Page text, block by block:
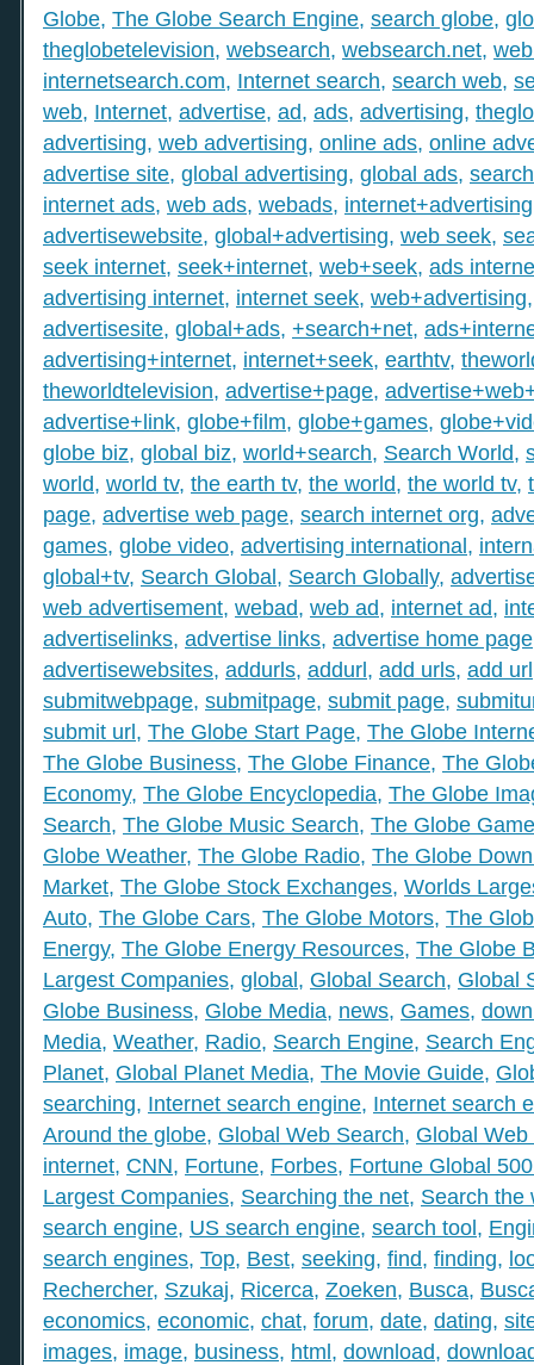
Globe, The Globe Search Engine, search globe,
theglobetelevision, websearch, websearch.net,
internetsearch.com, Internet search, search web,
web, Internet, advertise, ad, ads, advertising,
advertising, web advertising, online ads, online
advertise site, global advertising, global ads,
internet ads, web ads, webads, internet+advertising
advertisewebsite, global+advertising, web seek,
seek internet, seek+internet, web+seek, ads
advertising internet, internet seek, web+advertising
advertisesite, global+ads, +search+net,
advertising+internet, internet+seek, earthtv,
theworldtelevision, advertise+page,
advertise+link, globe+film, globe+games,
globe biz, global biz, world+search, Search World,
world, world tv, the earth tv, the world, the world tv,
page, advertise web page, search internet org,
games, globe video, advertising international,
global+tv, Search Global, Search Globally,
web advertisement, webad, web ad, internet ad,
advertiselinks, advertise links, advertise home page
advertisewebsites, addurls, addurl, add urls, add url
submitwebpage, submitpage, submit page,
submit url, The Globe Start Page, The Globe
The Globe Business, The Globe Finance, The
Economy, The Globe Encyclopedia, The Globe
Search, The Globe Music Search, The Globe
Globe Weather, The Globe Radio, The Globe
Market, The Globe Stock Exchanges, Worlds
Auto, The Globe Cars, The Globe Motors, The
Energy, The Globe Energy Resources, The Globe
Largest Companies, global, Global Search, Global
Globe Business, Globe Media, news, Games,
Media, Weather, Radio, Search Engine, Search
Planet, Global Planet Media, The Movie Guide,
searching, Internet search engine, Internet search
Around the globe, Global Web Search, Global
internet, CNN, Fortune, Forbes, Fortune Global
Largest Companies, Searching the net, Search the
search engine, US search engine, search tool,
search engines, Top, Best, seeking, find, finding,
Rechercher, Szukaj, Ricerca, Zoeken, Busca,
economics, economic, chat, forum, date, dating,
images, image, business, html, download,